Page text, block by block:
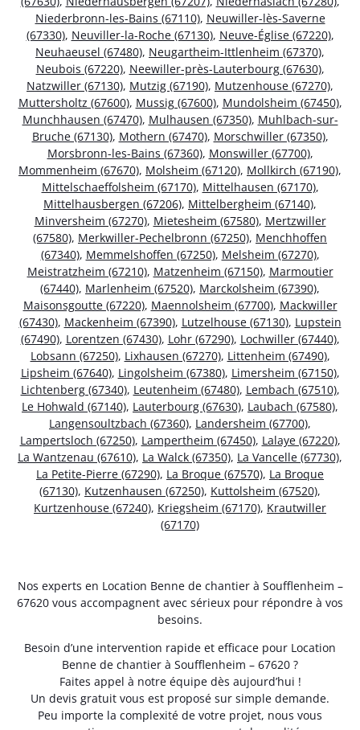
Niederbronn-les-Bains (67110), Neuwiller-lès-Saverne
(67330), Neuviller-la-Roche (67130), Neuve-Église (67220),
Neuhaeusel (67480), Neugartheim-Ittlenheim (67370),
Neubois (67220), Neewiller-près-Lauterbourg (67630),
Natzwiller (67130), Mutzig (67190), Mutzenhouse (67270),
Muttersholtz (67600), Mussig (67600), Mundolsheim (67450),
Munchhausen (67470), Mulhausen (67350), Muhlbach-sur-
Bruche (67130), Mothern (67470), Morschwiller (67350),
Morsbronn-les-Bains (67360), Monswiller (67700),
Mommenheim (67670), Molsheim (67120), Mollkirch (67190),
Mittelschaeffolsheim (67170), Mittelhausen (67170),
Mittelhausbergen (67206), Mittelbergheim (67140),
Minversheim (67270), Mietesheim (67580), Mertzwiller
(67580), Merkwiller-Pechelbronn (67250), Menchhoffen
(67340), Memmelshoffen (67250), Melsheim (67270),
Meistratzheim (67210), Matzenheim (67150), Marmoutier
(67440), Marlenheim (67520), Marckolsheim (67390),
Maisonsgoutte (67220), Maennolsheim (67700), Mackwiller
(67430), Mackenheim (67390), Lutzelhouse (67130), Lupstein
(67490), Lorentzen (67430), Lohr (67290), Lochwiller (67440),
Lobsann (67250), Lixhausen (67270), Littenheim (67490),
Lipsheim (67640), Lingolsheim (67380), Limersheim (67150),
Lichtenberg (67340), Leutenheim (67480), Lembach (67510),
Le Hohwald (67140), Lauterbourg (67630), Laubach (67580),
Langensoultzbach (67360), Landersheim (67700),
Lampertsloch (67250), Lampertheim (67450), Lalaye (67220),
La Wantzenau (67610), La Walck (67350), La Vancelle (67730),
La Petite-Pierre (67290), La Broque (67570), La Broque
(67130), Kutzenhausen (67250), Kuttolsheim (67520),
Kurtzenhouse (67240), Kriegsheim (67170), Krautwiller
(67170)
Nos experts en Location Benne de chantier à Soufflenheim –
67620 vous accompagnent avec sérieux pour répondre à vos
besoins.
Besoin d’une intervention rapide et efficace pour Location
Benne de chantier à Soufflenheim – 67620 ?
Faites appel à notre équipe dès aujourd’hui !
Un devis gratuit vous est proposé sur simple demande.
Peu importe la complexité de votre projet, nous vous